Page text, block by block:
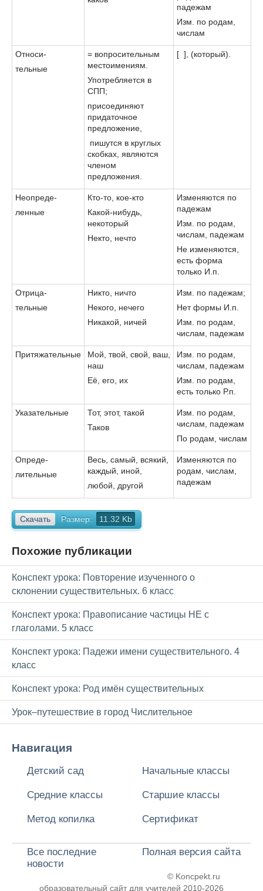
падежам
Изм. по родам,
числам
Относи-
тельные
= вопросительным
местоимениям.
Употребляется в
СПП;
присоединяют
придаточное
предложение,
пишутся в круглых
скобках, являются
членом
предложения.
[ ], (который).
Неопреде-
ленные
Кто-то, кое-кто
Какой-нибудь,
некоторый
Некто, нечто
Изменяются по
падежам
Изм. по родам,
числам, падежам
Не изменяются,
есть форма
только И.п.
Отрица-
тельные
Никто, ничто
Некого, нечего
Никакой, ничей
Изм. по падежам;
Нет формы И.п.
Изм. по родам,
числам, падежам
Притяжательные
Мой, твой, свой, ваш,
наш
Её, его, их
Изм. по родам,
числам, падежам
Изм. по родам,
есть только Р.п.
Указательные
Тот, этот, такой
Таков
Изм. по родам,
числам, падежам
По родам, числам
Опреде-
лительные
Весь, самый, всякий,
каждый, иной,
любой, другой
Изменяются по
родам, числам,
падежам
Скачать Размер: 11.32 Kb
Похожие публикации
Конспект урока: Повторение изученного о
склонении существительных. 6 класс
Конспект урока: Правописание частицы НЕ с
глаголами. 5 класс
Конспект урока: Падежи имени существительного. 4
класс
Конспект урока: Род имён существительных
Урок–путешествие в город Числительное
Навигация
Детский сад Начальные классы
Средние классы Старшие классы
Метод копилка Сертификат
Все последние
новости
Полная версия сайта
© Koncpekt.ru
образовательный сайт для учителей 2010-2026